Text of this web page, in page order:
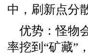
中，刷新点分
优势：怪物
率挖到“矿藏”